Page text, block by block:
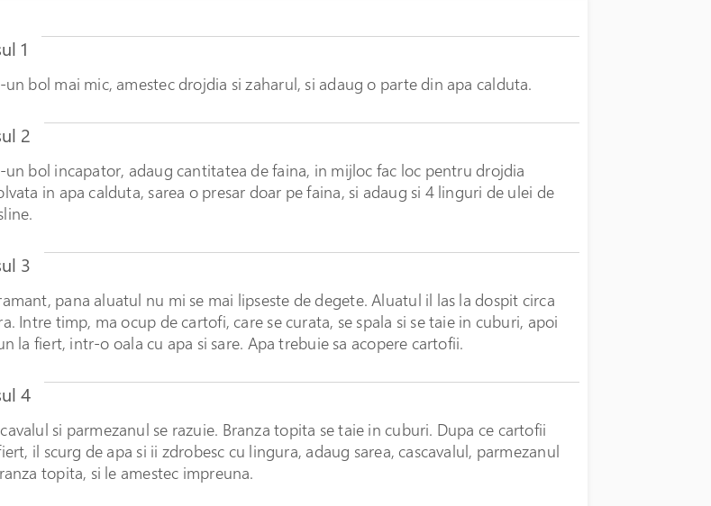
1
un bol mai mic, amestec drojdia si zaharul, si adaug o parte din apa calduta.
2
un bol incapator, adaug cantitatea de faina, in mijloc fac loc pentru drojdia
in apa calduta, sarea o presar doar pe faina, si adaug si 4 linguri de ulei de
3
pana aluatul nu mi se mai lipseste de degete. Aluatul il las la dospit circa
Intre timp, ma ocup de cartofi, care se curata, se spala si se taie in cuburi, apoi
la fiert, intr-o oala cu apa si sare. Apa trebuie sa acopere cartofii.
4
si parmezanul se razuie. Branza topita se taie in cuburi. Dupa ce cartofii
il scurg de apa si ii zdrobesc cu lingura, adaug sarea, cascavalul, parmezanul
topita, si le amestec impreuna.